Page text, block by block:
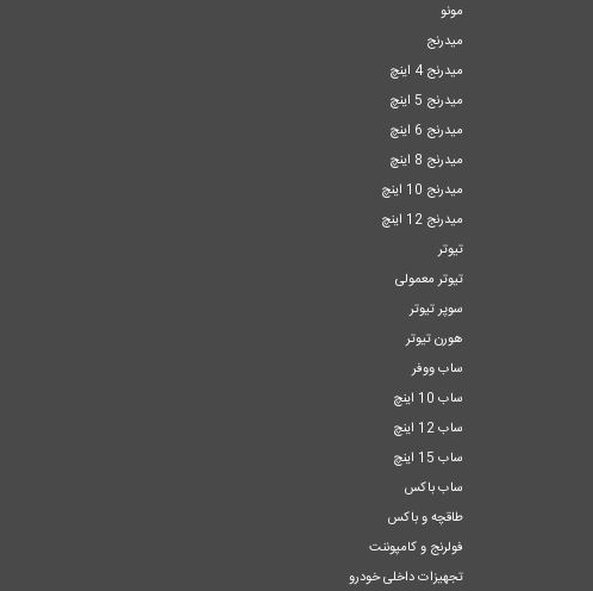
مونو
میدرنج
میدرنج 4 اینچ
میدرنج 5 اینچ
میدرنج 6 اینچ
میدرنج 8 اینچ
میدرنج 10 اینچ
میدرنج 12 اینچ
تیوتر
تیوتر معمولی
سوپر تیوتر
هورن تیوتر
ساب ووفر
ساب 10 اینچ
ساب 12 اینچ
ساب 15 اینچ
ساب باکس
طاقچه و باکس
فولرنج و کامپوننت
تجهیزات داخلی خودرو